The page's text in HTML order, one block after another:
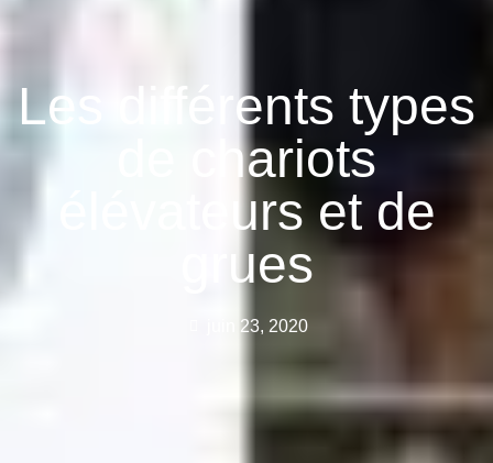
Les différents types
de chariots
élévateurs et de
grues
juin 23, 2020